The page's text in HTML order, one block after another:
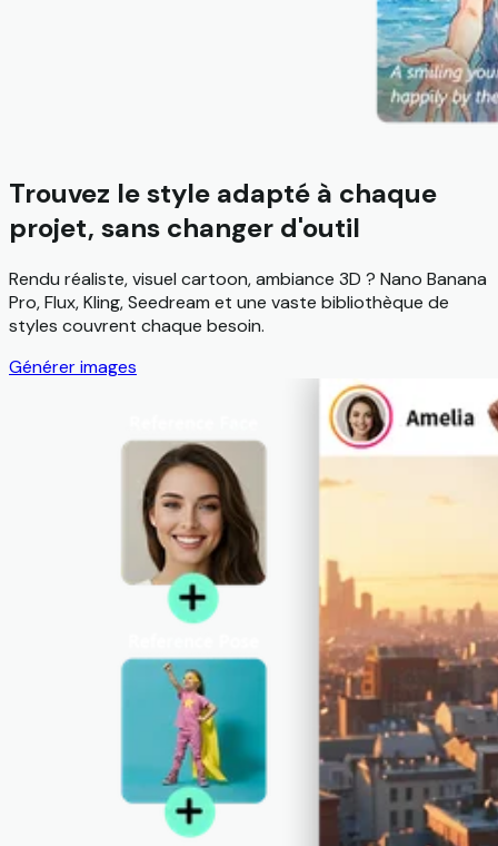
Trouvez le style adapté à chaque
projet, sans changer d'outil
Rendu réaliste, visuel cartoon, ambiance 3D ? Nano Banana
Pro, Flux, Kling, Seedream et une vaste bibliothèque de
styles couvrent chaque besoin.
Générer images